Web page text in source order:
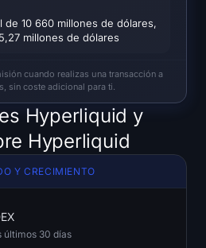
de 10 660 millones de dólares,
millones de dólares
cuando realizas una transacción a
sin coste adicional para ti.
Hyperliquid y
Hyperliquid
Y CRECIMIENTO
últimos 30 días